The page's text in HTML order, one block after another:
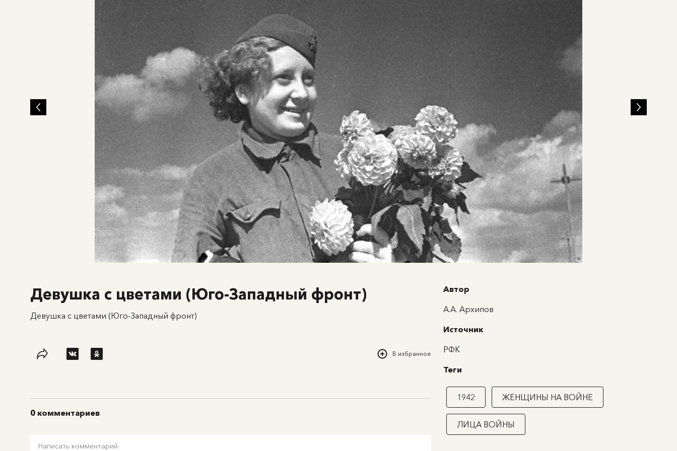
Девушка с цветами (Юго-Западный фронт)
Девушка с цветами (Юго-Западный фронт)
В избранное
0 комментариев
Автор
А.А. Архипов
Источник
РФК
Теги
1942 ЖЕНЩИНЫ НА ВОЙНЕ
ЛИЦА ВОЙНЫ